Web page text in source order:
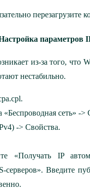
перезагрузите
параметров
из-за того, что
нестабильно.
сеть» ->
-> Свойства.
«Получать IP
серверов». Введите